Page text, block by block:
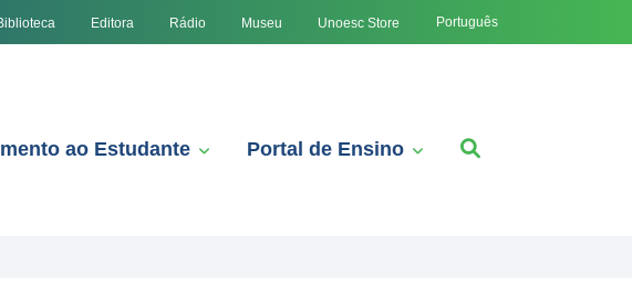
Editora Rádio Museu Unoesc Store Português
ao Estudante Portal de Ensino